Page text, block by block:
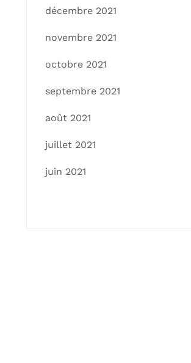
décembre 2021
novembre 2021
octobre 2021
septembre 2021
août 2021
juillet 2021
juin 2021